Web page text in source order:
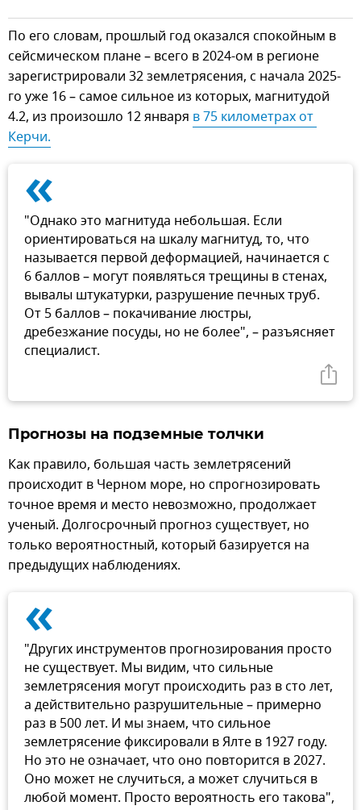
По его словам, прошлый год оказался спокойным в
сейсмическом плане – всего в 2024-ом в регионе
зарегистрировали 32 землетрясения, с начала 2025-
го уже 16 – самое сильное из которых, магнитудой
4.2, из произошло 12 января в 75 километрах от
Керчи.
«
"Однако это магнитуда небольшая. Если
ориентироваться на шкалу магнитуд, то, что
называется первой деформацией, начинается с
6 баллов – могут появляться трещины в стенах,
вывалы штукатурки, разрушение печных труб.
От 5 баллов – покачивание люстры,
дребезжание посуды, но не более", – разъясняет
специалист.
Прогнозы на подземные толчки
Как правило, большая часть землетрясений
происходит в Черном море, но спрогнозировать
точное время и место невозможно, продолжает
ученый. Долгосрочный прогноз существует, но
только вероятностный, который базируется на
предыдущих наблюдениях.
«
"Других инструментов прогнозирования просто
не существует. Мы видим, что сильные
землетрясения могут происходить раз в сто лет,
а действительно разрушительные – примерно
раз в 500 лет. И мы знаем, что сильное
землетрясение фиксировали в Ялте в 1927 году.
Но это не означает, что оно повторится в 2027.
Оно может не случиться, а может случиться в
любой момент. Просто вероятность его такова",